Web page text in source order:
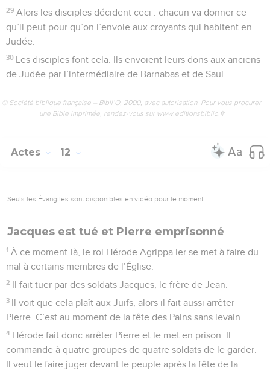
29 Alors les disciples décident ceci : chacun va donner ce
qu’il peut pour qu’on l’envoie aux croyants qui habitent en
Judée.
30 Les disciples font cela. Ils envoient leurs dons aux anciens
de Judée par l’intermédiaire de Barnabas et de Saul.
© Société biblique française – Bibli’O, 2000, avec autorisation. Pour vous procurer
une Bible imprimée, rendez-vous sur www.editionsbiblio.fr
Actes 12
Seuls les Évangiles sont disponibles en vidéo pour le moment.
Jacques est tué et Pierre emprisonné
1 À ce moment-là, le roi Hérode Agrippa Ier se met à faire du
mal à certains membres de l’Église.
2 Il fait tuer par des soldats Jacques, le frère de Jean.
3 Il voit que cela plaît aux Juifs, alors il fait aussi arrêter
Pierre. C’est au moment de la fête des Pains sans levain.
4 Hérode fait donc arrêter Pierre et le met en prison. Il
commande à quatre groupes de quatre soldats de le garder.
Il veut le faire juger devant le peuple après la fête de la